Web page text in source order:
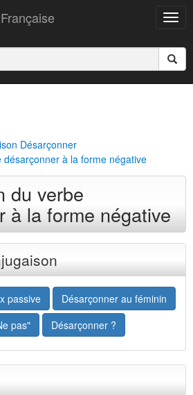
Désarçonner
à la forme négative
du verbe
à la forme négative
passive
Désarçonner au féminin
pas"
Désarçonner ?